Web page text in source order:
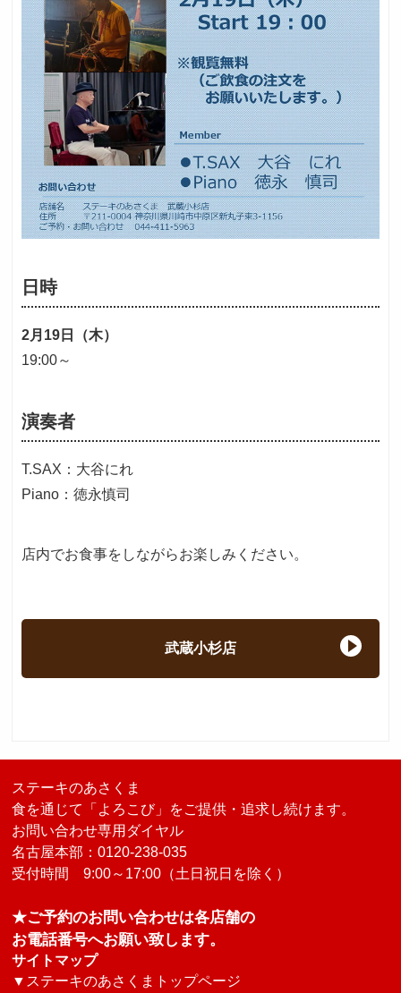
日時
2月19日（木）
19:00～
演奏者
T.SAX：大谷にれ
Piano：徳永慎司
店内でお食事をしながらお楽しみください。
武蔵小杉店
ステーキのあさくま
食を通じて「よろこび」をご提供・追求し続けます。
お問い合わせ専用ダイヤル
名古屋本部：0120-238-035
受付時間 9:00～17:00（土日祝日を除く）
★ご予約のお問い合わせは各店舗の
お電話番号へお願い致します。
サイトマップ
▼ ステーキのあさくまトップページ